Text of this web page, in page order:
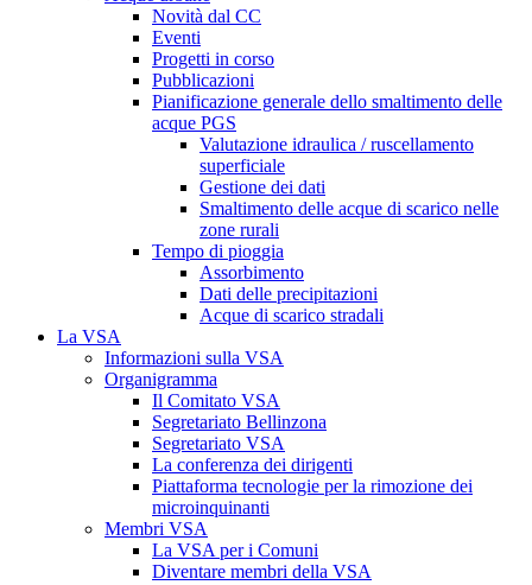
Novità dal CC
Eventi
Progetti in corso
Pubblicazioni
Pianificazione generale dello smaltimento delle
acque PGS
Valutazione idraulica / ruscellamento
superficiale
Gestione dei dati
Smaltimento delle acque di scarico nelle
zone rurali
Tempo di pioggia
Assorbimento
Dati delle precipitazioni
Acque di scarico stradali
La VSA
Informazioni sulla VSA
Organigramma
Il Comitato VSA
Segretariato Bellinzona
Segretariato VSA
La conferenza dei dirigenti
Piattaforma tecnologie per la rimozione dei
microinquinanti
Membri VSA
La VSA per i Comuni
Diventare membri della VSA